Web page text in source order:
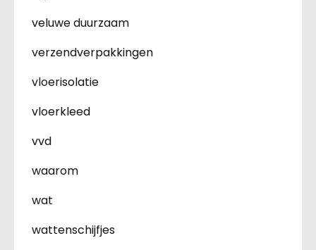
veluwe duurzaam
verzendverpakkingen
vloerisolatie
vloerkleed
vvd
waarom
wat
wattenschijfjes